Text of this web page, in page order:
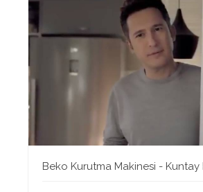
Beko Kurutma Makinesi - Kuntay